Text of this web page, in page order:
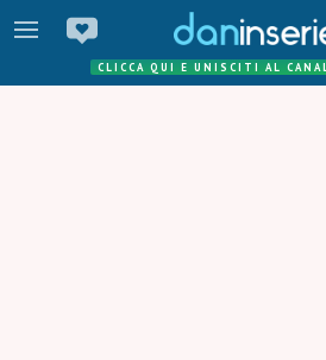
CLICCA QUI E UNISCITI AL